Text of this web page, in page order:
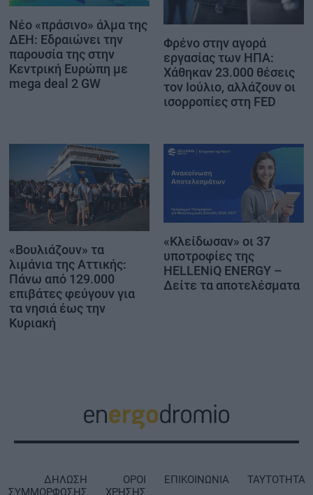
Νέο «πράσινο» άλμα της
ΔΕΗ: Εδραιώνει την
παρουσία της στην
Κεντρική Ευρώπη με
mega deal 2 GW
Φρένο στην αγορά
εργασίας των ΗΠΑ:
Χάθηκαν 23.000 θέσεις
τον Ιούλιο, αλλάζουν οι
ισορροπίες στη FED
«Βουλιάζουν» τα
λιμάνια της Αττικής:
Πάνω από 129.000
επιβάτες φεύγουν για
τα νησιά έως την
Κυριακή
«Κλείδωσαν» οι 37
υποτροφίες της
HELLENiQ ENERGY –
Δείτε τα αποτελέσματα
ΔΗΛΩΣΗ
ΟΡΟΙ
ΕΠΙΚΟΙΝΩΝΙΑ ΤΑΥΤΟΤΗΤΑ